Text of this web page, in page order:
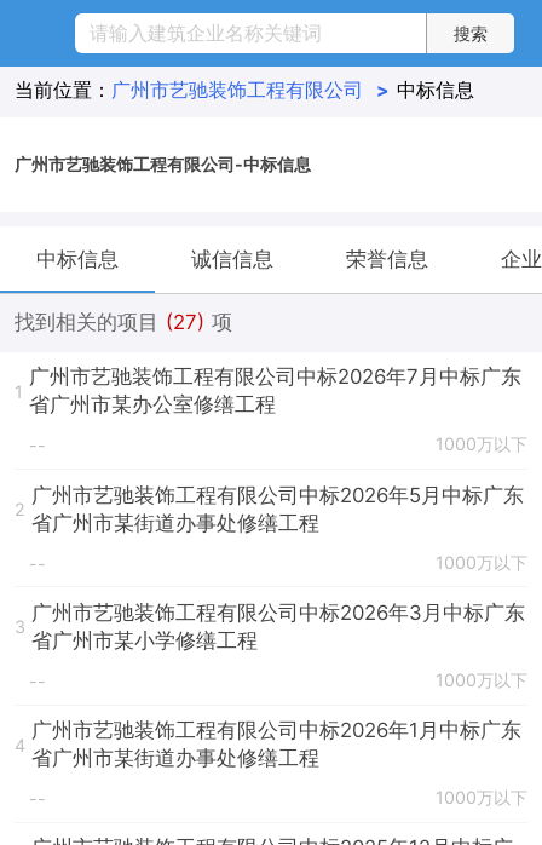
当前位置： 广州市艺驰装饰工程有限公司 > 中标信息
广州市艺驰装饰工程有限公司-中标信息
中标信息 诚信信息 荣誉信息 企
找到相关的项目 (27) 项
1
广州市艺驰装饰工程有限公司中标2026年7月中标广东
省广州市某办公室修缮工程
-- 1000万以下
2
广州市艺驰装饰工程有限公司中标2026年5月中标广东
省广州市某街道办事处修缮工程
-- 1000万以下
3
广州市艺驰装饰工程有限公司中标2026年3月中标广东
省广州市某小学修缮工程
-- 1000万以下
4
广州市艺驰装饰工程有限公司中标2026年1月中标广东
省广州市某街道办事处修缮工程
-- 1000万以下